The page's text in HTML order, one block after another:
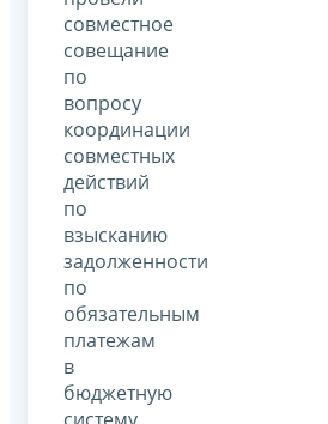
совместное
совещание
по
вопросу
координации
совместных
действий
по
взысканию
задолженности
по
обязательным
платежам
в
бюджетную
систему